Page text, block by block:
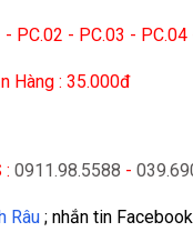
PC.02 - PC.03 -
Hàng : 35.000đ
: 0911.98.5588 -
Râu ; nhắn tin